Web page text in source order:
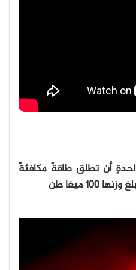
أن تطلق طاقةً مكافئةً
ميغا طن